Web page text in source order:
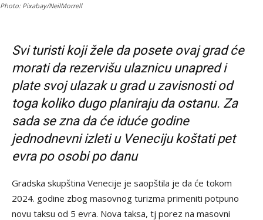
Photo: Pixabay/NeilMorrell
Svi turisti koji žele da posete ovaj grad će
morati da rezervišu ulaznicu unapred i
plate svoj ulazak u grad u zavisnosti od
toga koliko dugo planiraju da ostanu. Za
sada se zna da će iduće godine
jednodnevni izleti u Veneciju koštati pet
evra po osobi po danu
Gradska skupština Venecije je saopštila je da će tokom
2024. godine zbog masovnog turizma primeniti potpuno
novu taksu od 5 evra. Nova taksa, tj porez na masovni